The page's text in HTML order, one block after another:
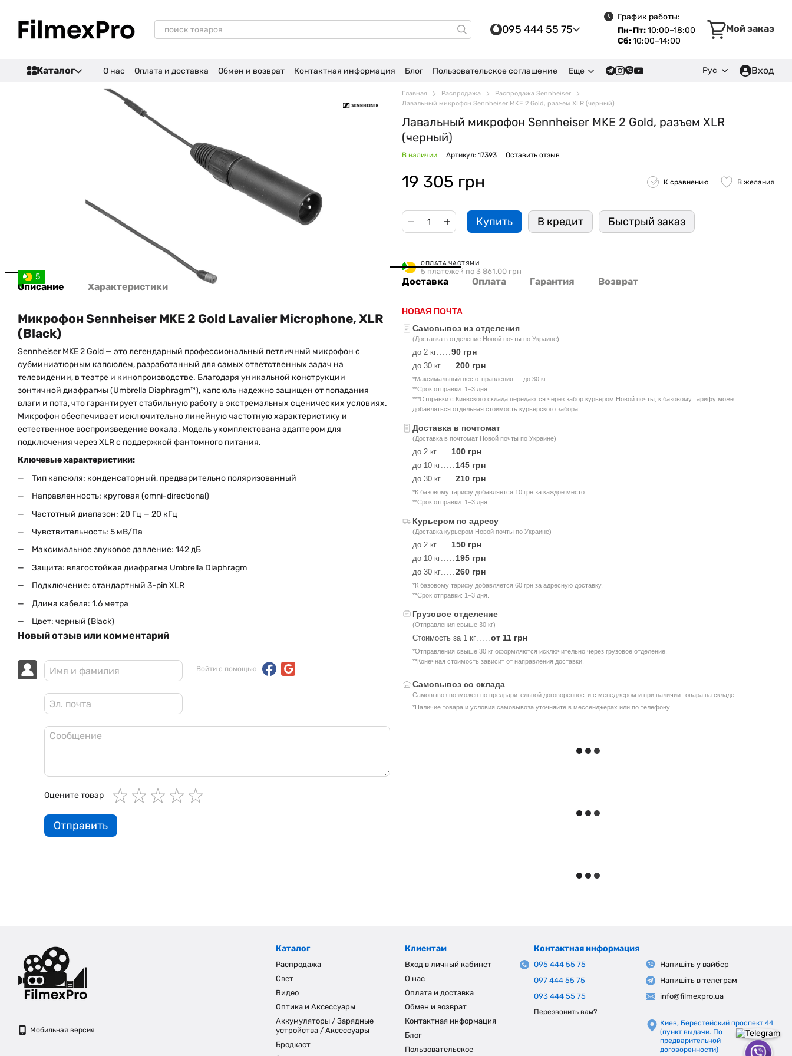
095 444 55 75
График работы:
Пн-Пт:10:00–18:00
Сб:10:00–14:00
Мой заказ
Каталог О нас Оплата и доставка Обмен и возврат Контактная информация Блог Пользовательское соглашение Еще Рус Вход
5
Описание Характеристики
Микрофон Sennheiser MKE 2 Gold Lavalier Microphone, XLR
(Black)
Sennheiser MKE 2 Gold — это легендарный профессиональный петличный микрофон с
субминиатюрным капсюлем, разработанный для самых ответственных задач на
телевидении, в театре и кинопроизводстве. Благодаря уникальной конструкции
зонтичной диафрагмы (Umbrella Diaphragm™), капсюль надежно защищен от попадания
влаги и пота, что гарантирует стабильную работу в экстремальных сценических условиях.
Микрофон обеспечивает исключительно линейную частотную характеристику и
естественное воспроизведение вокала. Модель укомплектована адаптером для
подключения через XLR с поддержкой фантомного питания.
Ключевые характеристики:
Тип капсюля: конденсаторный, предварительно поляризованный
Направленность: круговая (omni-directional)
Частотный диапазон: 20 Гц — 20 кГц
Чувствительность: 5 мВ/Па
Максимальное звуковое давление: 142 дБ
Защита: влагостойкая диафрагма Umbrella Diaphragm
Подключение: стандартный 3-pin XLR
Длина кабеля: 1.6 метра
Цвет: черный (Black)
Новый отзыв или комментарий
Войти с помощью
Оцените товар
Отправить
Главная Распродажа
Распродажа Sennheiser
Лавальный микрофон Sennheiser MKE 2 Gold, разъем XLR (черный)
Лавальный микрофон Sennheiser MKE 2 Gold, разъем XLR
(черный)
В наличии Артикул: 17393 Оставить отзыв
19 305 грн К сравнению В желания
Купить В кредит Быстрый заказ
ОПЛАТА ЧАСТЯМИ
5 платежей по 3 861.00 грн
Доставка Оплата Гарантия Возврат
НОВАЯ ПОЧТА
Самовывоз из отделения
(Доставка в отделение Новой почты по Украине)
до 2 кг.....90 грн
до 30 кг.....200 грн
*Максимальный вес отправления — до 30 кг.
**Срок отправки: 1–3 дня.
***Отправки с Киевского склада передаются через забор курьером Новой почты, к базовому тарифу может
добавляться отдельная стоимость курьерского забора.
Доставка в почтомат
(Доставка в почтомат Новой почты по Украине)
до 2 кг..... 100 грн
до 10 кг..... 145 грн
до 30 кг.....210 грн
*К базовому тарифу добавляется 10 грн за каждое место.
**Срок отправки: 1–3 дня.
Курьером по адресу
(Доставка курьером Новой почты по Украине)
до 2 кг..... 150 грн
до 10 кг..... 195 грн
до 30 кг.....260 грн
*К базовому тарифу добавляется 60 грн за адресную доставку.
**Срок отправки: 1–3 дня.
Грузовое отделение
(Отправления свыше 30 кг)
Стоимость за 1 кг.....от 11 грн
*Отправления свыше 30 кг оформляются исключительно через грузовое отделение.
**Конечная стоимость зависит от направления доставки.
Самовывоз со склада
Самовывоз возможен по предварительной договоренности с менеджером и при наличии товара на складе.
*Наличие товара и условия самовывоза уточняйте в мессенджерах или по телефону.
Мобильная версия
Каталог
Распродажа
Свет
Видео
Оптика и Аксессуары
Аккумуляторы / Зарядные
устройства / Аксессуары
Бродкаст
Клиентам
Вход в личный кабинет
О нас
Оплата и доставка
Обмен и возврат
Контактная информация
Блог
Пользовательское
Контактная информация
095 444 55 75
097 444 55 75
093 444 55 75
Перезвонить вам?
Напишіть у вайбер
Напишіть в телеграм
info@filmexpro.ua
Киев, Берестейский проспект 44
(пункт выдачи. По
предварительной
договоренности)